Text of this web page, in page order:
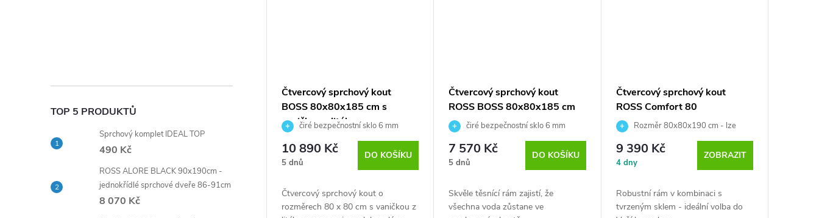
TOP 5 PRODUKTŮ
Sprchový komplet IDEAL TOP
490 Kč
ROSS ALORE BLACK 90x190cm -
jednokřídlé sprchové dveře 86-91cm
8 070 Kč
Čtvercový sprchový kout
BOSS 80x80x185 cm s
vaničkou z litého mramoru
čiré bezpečnostní sklo 6 mm
úpravou proti vodnímu kameni
10 890 Kč
5 dnů
DO KOŠÍKU
Čtvercový sprchový kout o
rozměrech 80 x 80 cm s vaničkou z
Čtvercový sprchový kout
ROSS BOSS 80x80x185 cm
čiré bezpečnostní sklo 6 mm
úpravou proti vodnímu kameni na bázi
nanotechnologie
7 570 Kč
5 dnů
DO KOŠÍKU
Skvěle těsnící rám zajistí, že
všechna voda zůstane ve
Čtvercový sprchový kout
ROSS Comfort 80
Rozměr 80x80x190 cm - lze
instalovat na vaničku, nebo přímo na
podlahu
9 390 Kč
4 dny
ZOBRAZIT
Robustní rám v kombinaci s
tvrzeným sklem - ideální volba do